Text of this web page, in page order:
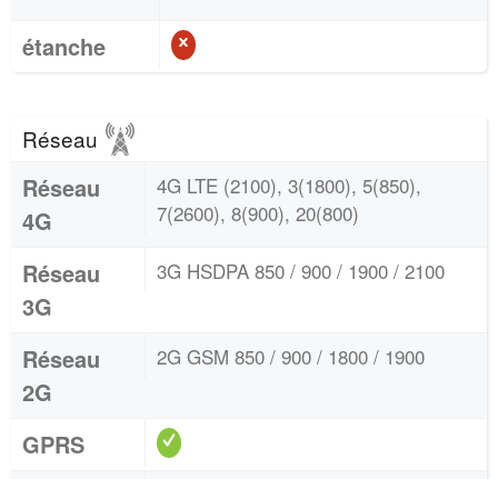
étanche
Réseau
Réseau
4G
4G LTE (2100), 3(1800), 5(850),
7(2600), 8(900), 20(800)
Réseau
3G
3G HSDPA 850 / 900 / 1900 / 2100
Réseau
2G
2G GSM 850 / 900 / 1800 / 1900
GPRS